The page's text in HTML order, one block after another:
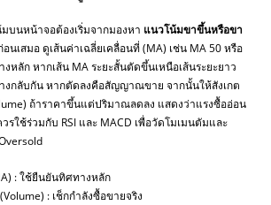
บนหน้าจอต้องเริ่มจากมองหา แนวโน้มขาขึ้นหรือขา
อนเสมอ ดูเส้นค่าเฉลี่ยเคลื่อนที่ (MA) เช่น MA 50 หรือ
หลัก หากเส้น MA ระยะสั้นตัดขึ้นเหนือเส้นระยะยาว
กลับกัน หากตัดลงคือสัญญาณขาย จากนั้นให้สังเกต
ถ้าราคาขึ้นแต่ปริมาณลดลง แสดงว่าแรงซื้ออ่อน
รใช้ร่วมกับ RSI และ MACD เพื่อวัดโมเมนตัมและ
: ใช้ยืนยันทิศทางหลัก
: เช็กกำลังซื้อขายจริง